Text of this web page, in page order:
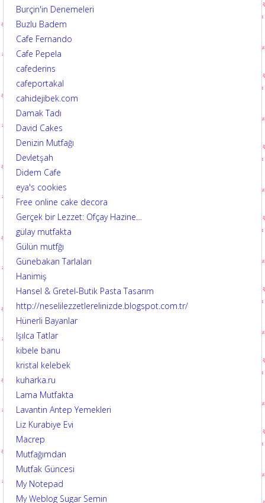
Burçin'in Denemeleri
Buzlu Badem
Cafe Fernando
Cafe Pepela
cafederins
cafeportakal
cahidejibek.com
Damak Tadı
David Cakes
Denizin Mutfağı
Devletşah
Didem Cafe
eya's cookies
Free online cake decora
Gerçek bir Lezzet: Ofçay Hazine…
gülay mutfakta
Gülün mutfğı
Günebakan Tarlaları
Hanimiş
Hansel & Gretel-Butik Pasta Tasarım
http://neselilezzetlerelinizde.blogspot.com.tr/
Hünerli Bayanlar
Işılca Tatlar
kibele banu
kristal kelebek
kuharka.ru
Lama Mutfakta
Lavantin Antep Yemekleri
Liz Kurabiye Evi
Macrep
Mutfağımdan
Mutfak Güncesi
My Notepad
My Weblog Sugar Semin